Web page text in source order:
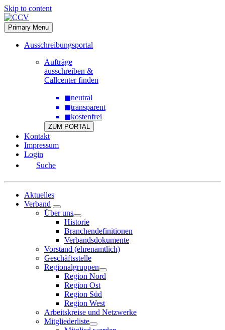
Skip to content
Primary Menu
Ausschreibungsportal
Aufträge
ausschreiben &
Callcenter finden
◼neutral
◼transparent
◼kostenfrei
ZUM PORTAL
Kontakt
Impressum
Login
Suche
Aktuelles
Verband
Über uns
Historie
Branchendefinitionen
Verbandsdokumente
Vorstand (ehrenamtlich)
Geschäftsstelle
Regionalgruppen
Region Nord
Region Ost
Region Süd
Region West
Arbeitskreise und Netzwerke
Mitgliederliste